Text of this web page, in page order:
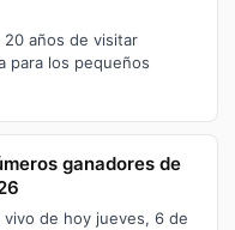
20 años de visitar
para los pequeños
ganadores de
de hoy jueves, 6 de